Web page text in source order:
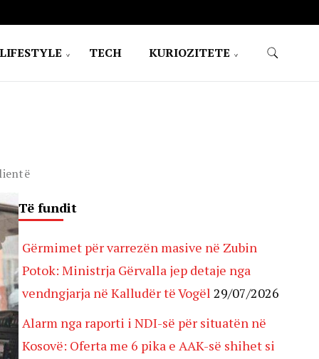
TECH KURIOZITETE
Të fundit
Gërmimet për varrezën masive në Zubin
Potok: Ministrja Gërvalla jep detaje nga
vendngjarja në Kalludër të Vogël 29/07/2026
Alarm nga raporti i NDI-së për situatën në
Kosovë: Oferta me 6 pika e AAK-së shihet si